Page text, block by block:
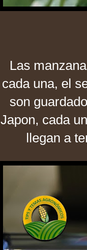
Las
cada una, el
son
Japon, cada
llegan a